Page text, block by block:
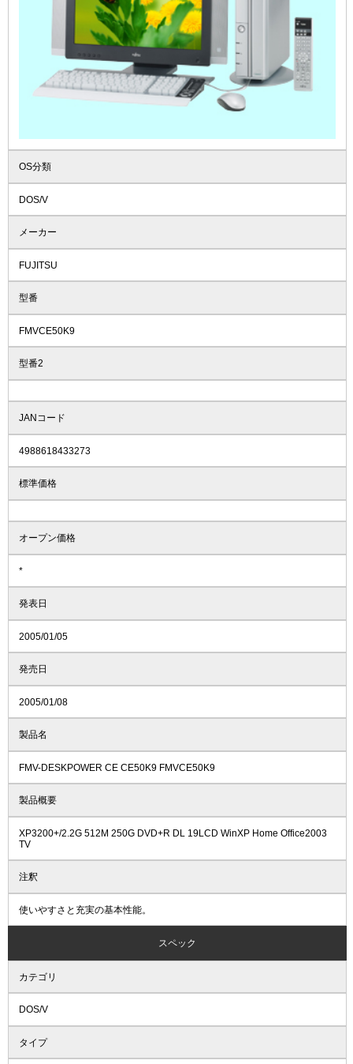
OS分類
DOS/V
メーカー
FUJITSU
型番
FMVCE50K9
型番2
JANコード
4988618433273
標準価格
オープン価格
*
発表日
2005/01/05
発売日
2005/01/08
製品名
FMV-DESKPOWER CE CE50K9 FMVCE50K9
製品概要
XP3200+/2.2G 512M 250G DVD+R DL 19LCD WinXP Home Office2003
TV
注釈
使いやすさと充実の基本性能。
スペック
カテゴリ
DOS/V
タイプ